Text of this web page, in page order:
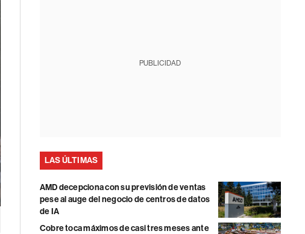
PUBLICIDAD
LAS ÚLTIMAS
AMD decepciona con su previsión de ventas
pese al auge del negocio de centros de datos
de IA
Cobre toca máximos de casi tres meses ante